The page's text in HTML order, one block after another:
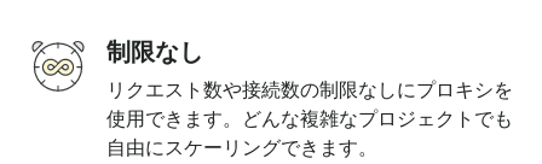
制限なし
リクエスト数や接続数の制限なしにプロキシを
使用できます。どんな複雑なプロジェクトでも
自由にスケーリングできます。